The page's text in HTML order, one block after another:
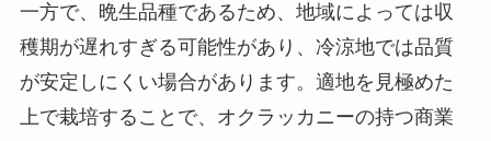
一方で、晩生品種であるため、地域によっては収
穫期が遅れすぎる可能性があり、冷涼地では品質
が安定しにくい場合があります。適地を見極めた
上で栽培することで、オクラッカニーの持つ商業